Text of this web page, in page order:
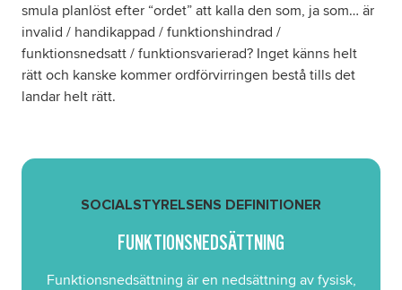
smula planlöst efter “ordet” att kalla den som, ja som… är
invalid / handikappad / funktionshindrad /
funktionsnedsatt / funktionsvarierad? Inget känns helt
rätt och kanske kommer ordförvirringen bestå tills det
landar helt rätt.
SOCIALSTYRELSENS DEFINITIONER
FUNKTIONSNEDSÄTTNING
Funktionsnedsättning är en nedsättning av fysisk,